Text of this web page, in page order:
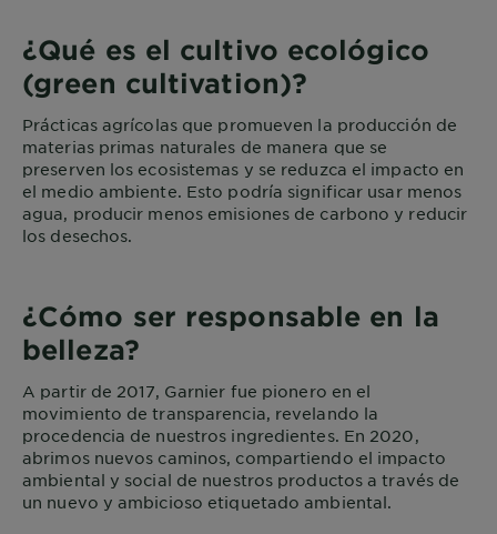
¿Qué es el cultivo ecológico
(green cultivation)?
Prácticas agrícolas que promueven la producción de
materias primas naturales de manera que se
preserven los ecosistemas y se reduzca el impacto en
el medio ambiente. Esto podría significar usar menos
agua, producir menos emisiones de carbono y reducir
los desechos.
¿Cómo ser responsable en la
belleza?
A partir de 2017, Garnier fue pionero en el
movimiento de transparencia, revelando la
procedencia de nuestros ingredientes. En 2020,
abrimos nuevos caminos, compartiendo el impacto
ambiental y social de nuestros productos a través de
un nuevo y ambicioso etiquetado ambiental.